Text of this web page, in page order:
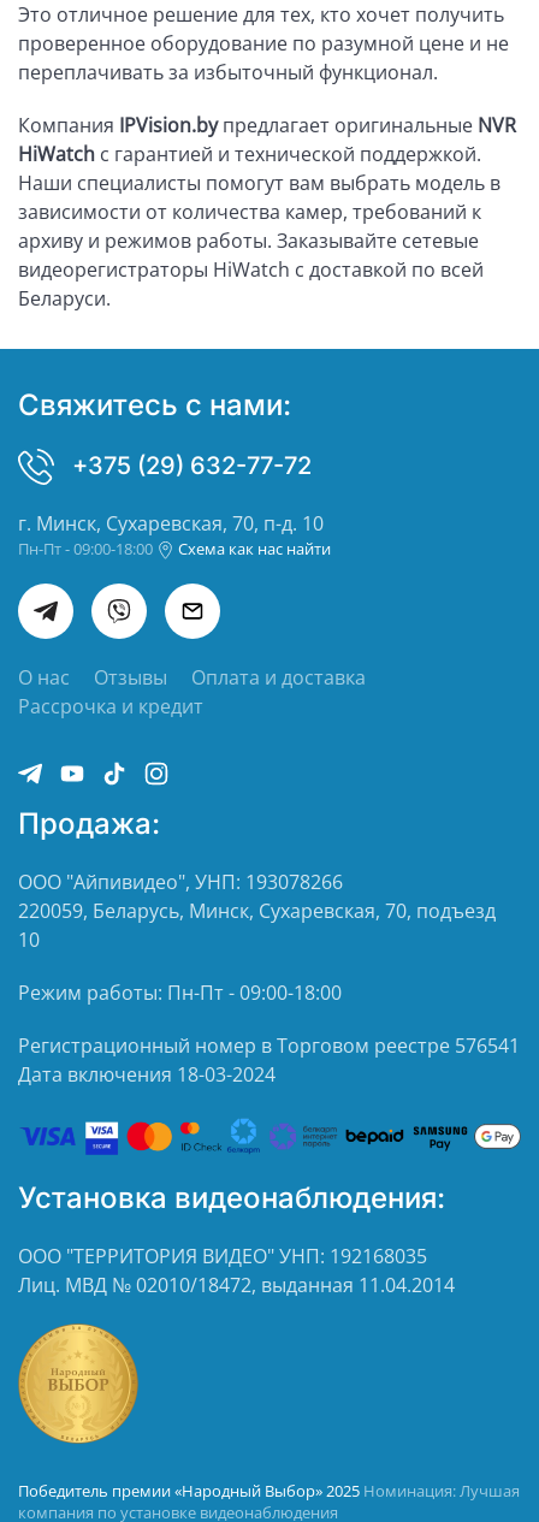
Это отличное решение для тех, кто хочет получить
проверенное оборудование по разумной цене и не
переплачивать за избыточный функционал.
Компания IPVision.byпредлагает оригинальные NVR
HiWatch с гарантией и технической поддержкой.
Наши специалисты помогут вам выбрать модель в
зависимости от количества камер, требований к
архиву и режимов работы. Заказывайте сетевые
видеорегистраторы HiWatch с доставкой по всей
Беларуси.
Свяжитесь с нами:
+375 (29) 632-77-72
г. Минск, Сухаревская, 70, п-д. 10
Пн-Пт - 09:00-18:00 Схема как нас найти
О нас Отзывы
Оплата и доставка
Рассрочка и кредит
Продажа:
ООО "Айпивидео", УНП: 193078266
220059, Беларусь, Минск, Сухаревская, 70, подъезд
10
Режим работы: Пн-Пт - 09:00-18:00
Регистрационный номер в Торговом реестре 576541
Дата включения 18-03-2024
Установка видеонаблюдения:
ООО "ТЕРРИТОРИЯ ВИДЕО" УНП: 192168035
Лиц. МВД № 02010/18472, выданная 11.04.2014
Победитель премии «Народный Выбор» 2025 Номинация: Лучшая
компания по установке видеонаблюдения